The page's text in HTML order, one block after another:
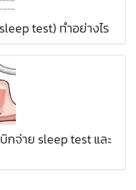
test) ทำอย่างไร
กจ่าย sleep test และ